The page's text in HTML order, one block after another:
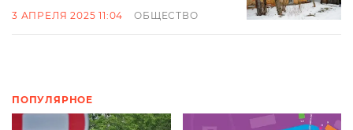
3 АПРЕЛЯ 2025 11:04 ОБЩЕСТВО
ПОПУЛЯРНОЕ